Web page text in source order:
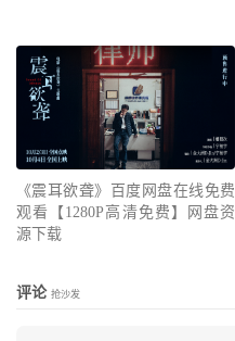
《震耳欲聋》百度网盘在线免费
观看【1280P高清免费】网盘资
源下载
评论 抢沙发